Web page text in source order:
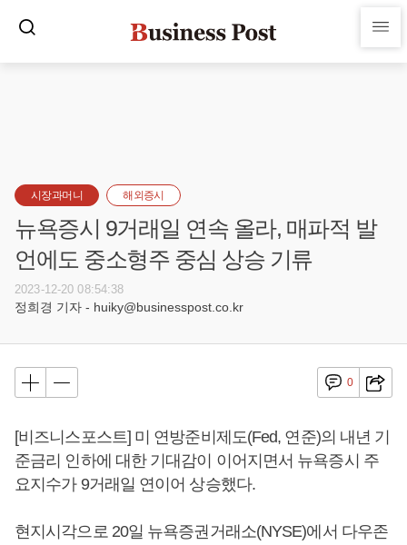
시장과머니 해외증시
뉴욕증시 9거래일 연속 올라, 매파적 발
언에도 중소형주 중심 상승 기류
2023-12-20 08:54:38
정희경 기자 - huiky@businesspost.co.kr
0
[비즈니스포스트] 미 연방준비제도(Fed, 연준)의 내년 기
준금리 인하에 대한 기대감이 이어지면서 뉴욕증시 주
요지수가 9거래일 연이어 상승했다.
현지시각으로 20일 뉴욕증권거래소(NYSE)에서 다우존